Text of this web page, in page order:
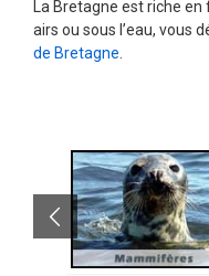
La Bretagne est riche
airs ou sous l’eau, vous
de Bretagne